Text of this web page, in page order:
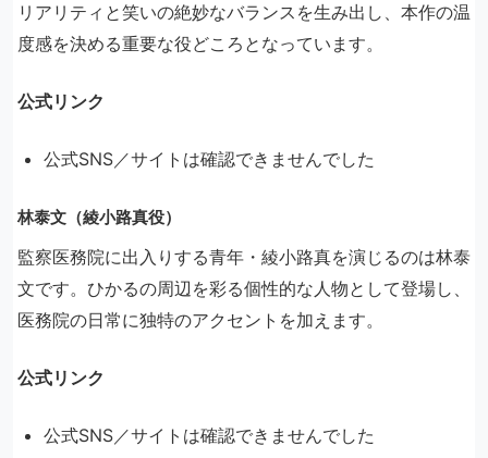
リアリティと笑いの絶妙なバランスを生み出し、本作の温
度感を決める重要な役どころとなっています。
公式リンク
公式SNS／サイトは確認できませんでした
林泰文（綾小路真役）
監察医務院に出入りする青年・綾小路真を演じるのは林泰
文です。ひかるの周辺を彩る個性的な人物として登場し、
医務院の日常に独特のアクセントを加えます。
公式リンク
公式SNS／サイトは確認できませんでした